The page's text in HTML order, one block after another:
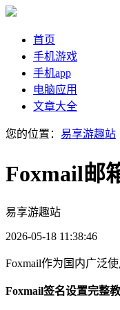
首页
手机游戏
手机app
电脑应用
文章大全
您的位置： 易享游趣站
Foxmail邮
易享游趣站
2026-05-18 11:38:46
Foxmail作为国内广泛
Foxmail签名设置完整